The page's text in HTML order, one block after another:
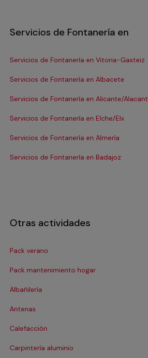
Servicios de Fontanería en
Servicios de Fontanería en Vitoria-Gasteiz
Servicios de Fontanería en Albacete
Servicios de Fontanería en Alicante/Alacant
Servicios de Fontanería en Elche/Elx
Servicios de Fontanería en Almería
Servicios de Fontanería en Badajoz
Otras actividades
Pack verano
Pack mantenimiento hogar
Albañilería
Antenas
Calefacción
Carpintería aluminio